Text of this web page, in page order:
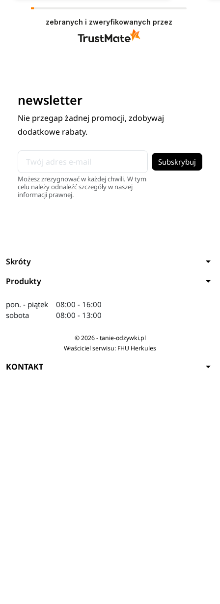
zebranych i zweryfikowanych przez
newsletter
Nie przegap żadnej promocji, zdobywaj
dodatkowe rabaty.
Możesz zrezygnować w każdej chwili. W tym
celu należy odnaleźć szczegóły w naszej
informacji prawnej.
Skróty arrow_drop_down
Produkty arrow_drop_down
pon. - piątek
sobota
08:00 - 16:00
08:00 - 13:00
© 2026 - tanie-odzywki.pl
Właściciel serwisu: FHU Herkules
KONTAKT arrow_drop_down